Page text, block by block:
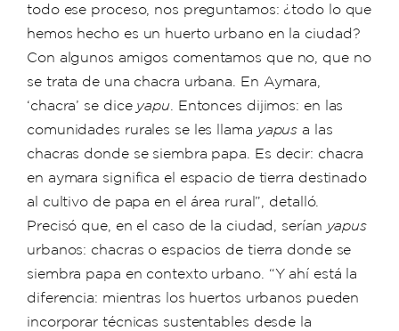
todo ese proceso, nos preguntamos: ¿todo lo que
hemos hecho es un huerto urbano en la ciudad?
Con algunos amigos comentamos que no, que no
se trata de una chacra urbana. En Aymara,
‘chacra’ se dice yapu. Entonces dijimos: en las
comunidades rurales se les llama yapusa las
chacras donde se siembra papa. Es decir: chacra
en aymara significa el espacio de tierra destinado
al cultivo de papa en el área rural”, detalló.
Precisó que, en el caso de la ciudad, serían yapus
urbanos: chacras o espacios de tierra donde se
siembra papa en contexto urbano. “Y ahí está la
diferencia: mientras los huertos urbanos pueden
incorporar técnicas sustentables desde la